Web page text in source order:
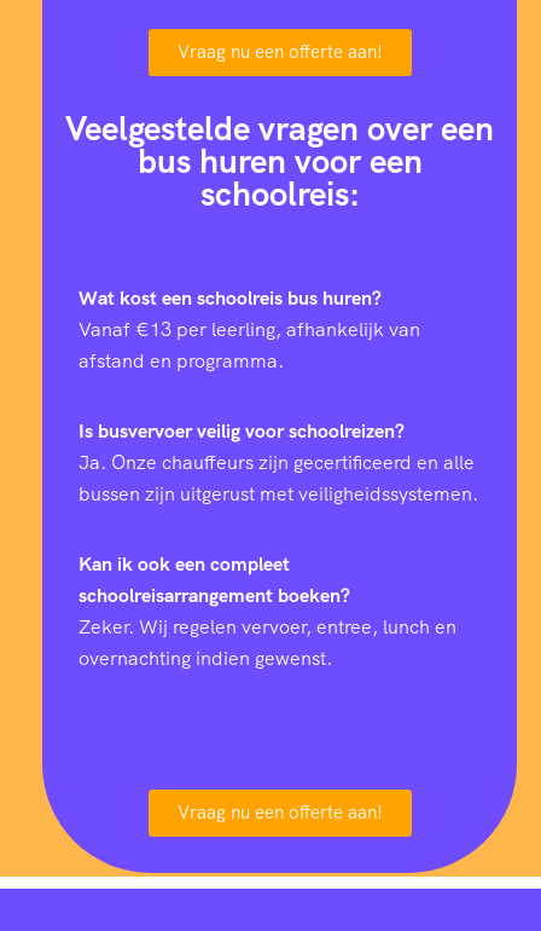
Vraag nu een offerte aan!
Veelgestelde vragen over een
bus huren voor een
schoolreis:
Wat kost een schoolreis bus huren?
Vanaf €13 per leerling, afhankelijk van
afstand en programma.
Is busvervoer veilig voor schoolreizen?
Ja. Onze chauffeurs zijn gecertificeerd en alle
bussen zijn uitgerust met veiligheidssystemen.
Kan ik ook een compleet
schoolreisarrangement boeken?
Zeker. Wij regelen vervoer, entree, lunch en
overnachting indien gewenst.
Vraag nu een offerte aan!